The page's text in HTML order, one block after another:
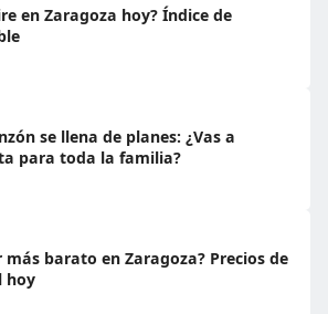
en Zaragoza hoy? Índice de
se llena de planes: ¿Vas a
para toda la familia?
más barato en Zaragoza? Precios de
hoy